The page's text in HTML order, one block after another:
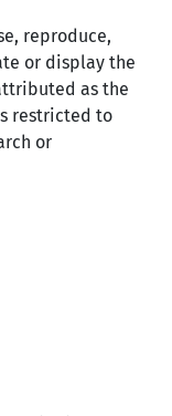
reproduce,
or display the
as the
restricted to
or